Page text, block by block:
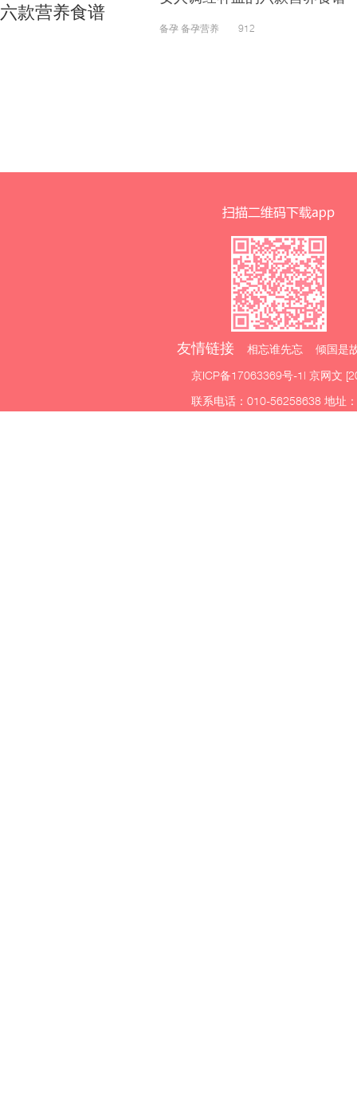
备孕 备孕营养 912
友情链接 相忘谁先忘 倾国是
京ICP备17063369号-1 | 京网文
联系电话：010-56258638 地址